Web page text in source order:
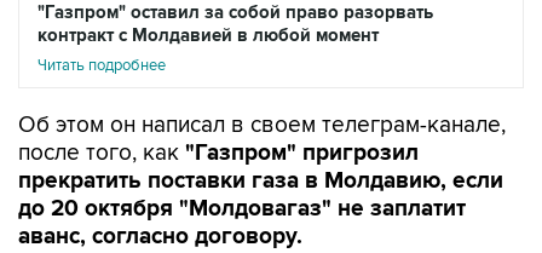
"Газпром" оставил за собой право разорвать
контракт с Молдавией в любой момент
Читать подробнее
Об этом он написал в своем телеграм-канале,
после того, как "Газпром" пригрозил
прекратить поставки газа в Молдавию, если
до 20 октября "Молдовагаз" не заплатит
аванс, согласно договору.